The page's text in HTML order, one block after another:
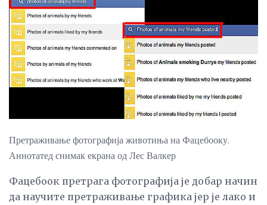
Претраживање фотографија животиња на Фацебооку.
Аннотатед снимак екрана од Лес Валкер
Фацебоок претрага фотографија је добар начин
да научите претраживање графика јер је лако и